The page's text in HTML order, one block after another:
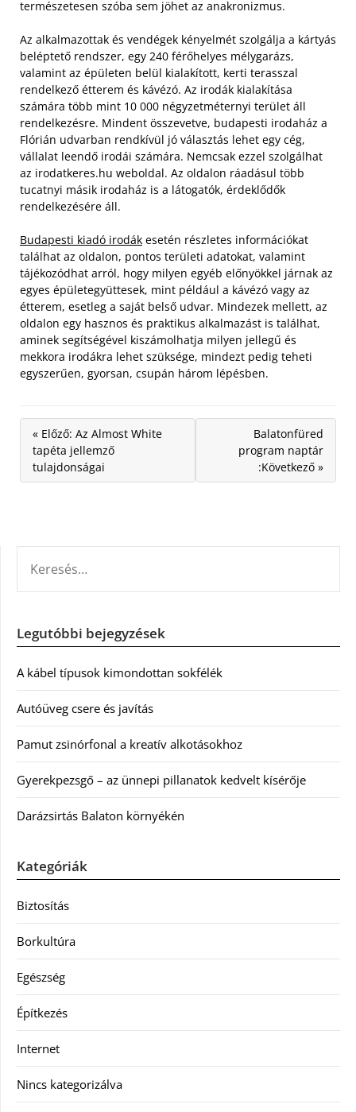
természetesen szóba sem jöhet az anakronizmus.
Az alkalmazottak és vendégek kényelmét szolgálja a kártyás
beléptető rendszer, egy 240 férőhelyes mélygarázs,
valamint az épületen belül kialakított, kerti terasszal
rendelkező étterem és kávézó. Az irodák kialakítása
számára több mint 10 000 négyzetméternyi terület áll
rendelkezésre. Mindent összevetve, budapesti irodaház a
Flórián udvarban rendkívül jó választás lehet egy cég,
vállalat leendő irodái számára. Nemcsak ezzel szolgálhat
az irodatkeres.hu weboldal. Az oldalon ráadásul több
tucatnyi másik irodaház is a látogatók, érdeklődők
rendelkezésére áll.
Budapesti kiadó irodák esetén részletes információkat
találhat az oldalon, pontos területi adatokat, valamint
tájékozódhat arról, hogy milyen egyéb előnyökkel járnak az
egyes épületegyüttesek, mint például a kávézó vagy az
étterem, esetleg a saját belső udvar. Mindezek mellett, az
oldalon egy hasznos és praktikus alkalmazást is találhat,
aminek segítségével kiszámolhatja milyen jellegű és
mekkora irodákra lehet szüksége, mindezt pedig teheti
egyszerűen, gyorsan, csupán három lépésben.
« Előző: Az Almost White
tapéta jellemző
tulajdonságai
Balatonfüred
program naptár
:Következő »
Legutóbbi bejegyzések
A kábel típusok kimondottan sokfélék
Autóüveg csere és javítás
Pamut zsinórfonal a kreatív alkotásokhoz
Gyerekpezsgő – az ünnepi pillanatok kedvelt kísérője
Darázsirtás Balaton környékén
Kategóriák
Biztosítás
Borkultúra
Egészség
Építkezés
Internet
Nincs kategorizálva